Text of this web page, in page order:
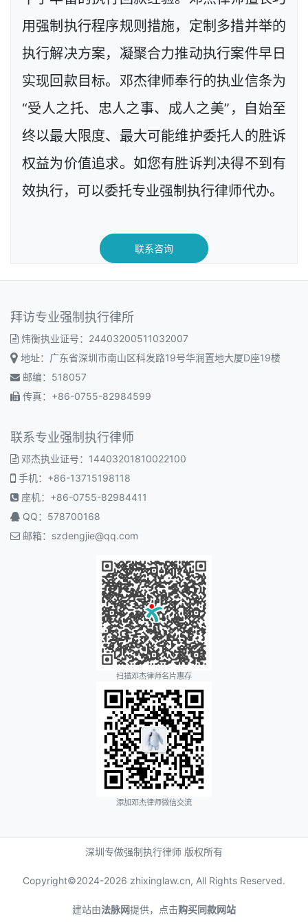
用强制执行程序规则措施，定制多措并举的
执行解决方案，凝聚合力推动执行案件早日
实现回款目标。邓杰律师奉行的执业信条为
“受人之托、忠人之事、成人之美”，自始至
终以最大限度、最大可能维护委托人的胜诉
权益为价值追求。如您有胜诉判决得不到有
效执行，可以委托专业强制执行律师代办。
联系咨询
拜访专业强制执行律所
炜衡执业证号：24403200511032007
地址：广东省深圳市南山区科发路19号华润置地大厦D座19楼
邮编：518057
传真：+86-0755-82984599
联系专业强制执行律师
邓杰执业证号：14403201810022100
手机：+86-13715198118
座机：+86-0755-82984411
QQ：578700168
邮箱： szdengjie@qq.com
扫描邓杰律师名片惠存
添加邓杰律师微信交流
深圳专做强制执行律师 版权所有
Copyright©2024-2026 zhixinglaw.cn, All Rights Reserved.
建站由法脉网提供，点击购买同款网站